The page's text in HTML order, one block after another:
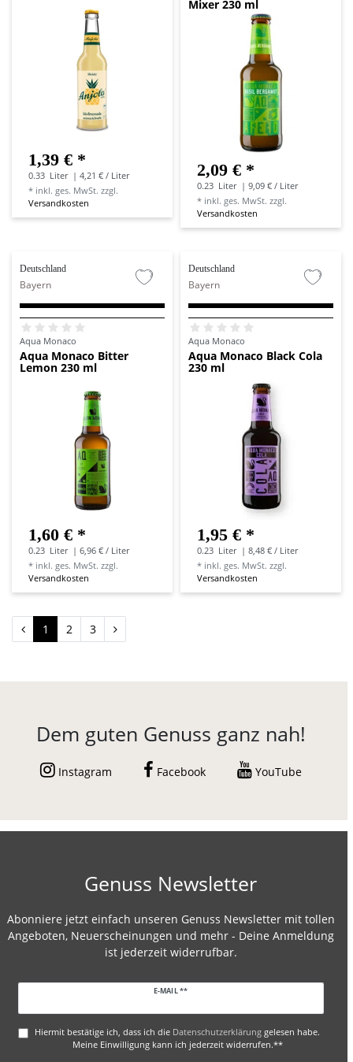
1,39 € *
0.33 Liter | 4,21 € / Liter
* inkl. ges. MwSt. zzgl.
Versandkosten
Mixer 230 ml
2,09 € *
0.23 Liter | 9,09 € / Liter
* inkl. ges. MwSt. zzgl.
Versandkosten
Deutschland
Bayern
Aqua Monaco
Aqua Monaco Bitter
Lemon 230 ml
1,60 € *
0.23 Liter | 6,96 € / Liter
* inkl. ges. MwSt. zzgl.
Versandkosten
Deutschland
Bayern
Aqua Monaco
Aqua Monaco Black Cola
230 ml
1,95 € *
0.23 Liter | 8,48 € / Liter
* inkl. ges. MwSt. zzgl.
Versandkosten
1 2 3
Dem guten Genuss ganz nah!
Instagram Facebook YouTube
Genuss Newsletter
Abonniere jetzt einfach unseren Genuss Newsletter mit tollen
Angeboten, Neuerscheinungen und mehr - Deine Anmeldung
ist jederzeit widerrufbar.
E-MAIL **
Hiermit bestätige ich, dass ich die Daten­schutz­erklärung gelesen habe.
Meine Einwilligung kann ich jederzeit widerrufen.**